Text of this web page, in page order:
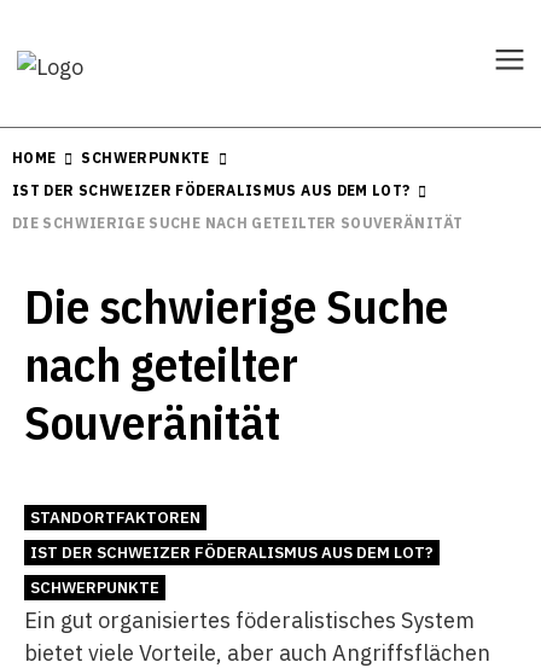
HOME
SCHWERPUNKTE
IST DER SCHWEIZER FÖDERALISMUS AUS DEM LOT?
DIE SCHWIERIGE SUCHE NACH GETEILTER SOUVERÄNITÄT
Die schwierige Suche
nach geteilter
Souveränität
STANDORTFAKTOREN
IST DER SCHWEIZER FÖDERALISMUS AUS DEM LOT?
SCHWERPUNKTE
Ein gut organisiertes föderalistisches System
bietet viele Vorteile, aber auch Angriffsflächen